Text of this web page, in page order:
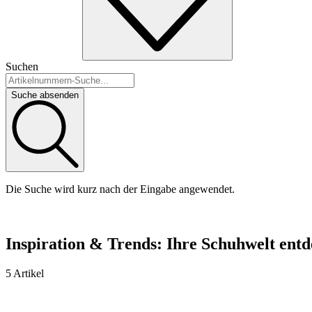
Suchen
Suche absenden
Die Suche wird kurz nach der Eingabe angewendet.
Inspiration & Trends: Ihre Schuhwelt
5 Artikel